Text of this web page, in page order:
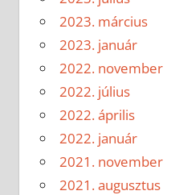
2023. március
2023. január
2022. november
2022. július
2022. április
2022. január
2021. november
2021. augusztus